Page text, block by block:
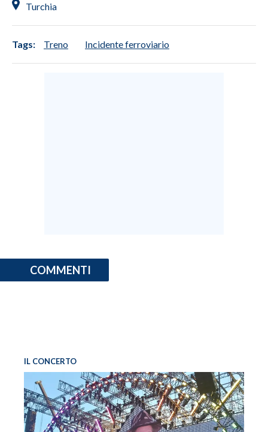
Turchia
Tags: Treno Incidente ferroviario
COMMENTI
IL CONCERTO